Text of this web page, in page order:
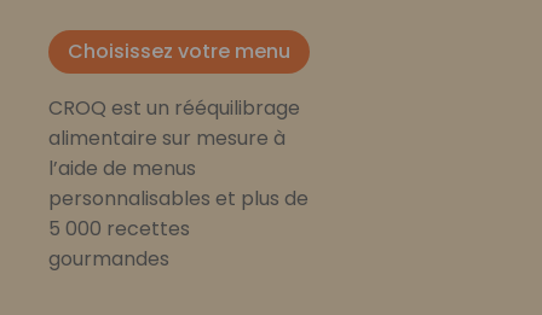
Choisissez votre menu
CROQ est un rééquilibrage
alimentaire sur mesure à
l’aide de menus
personnalisables et plus de
5 000 recettes
gourmandes